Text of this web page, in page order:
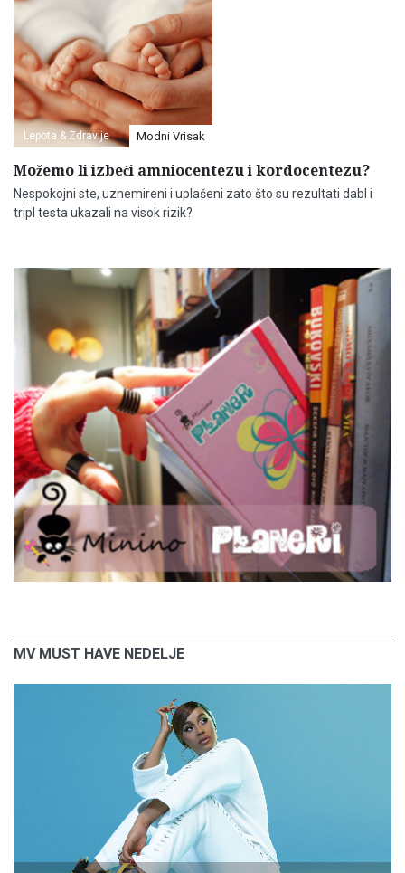
Lepota & Zdravlje Modni Vrisak
Možemo li izbeći amniocentezu i kordocentezu?
Nespokojni ste, uznemireni i uplašeni zato što su rezultati dabl i
tripl testa ukazali na visok rizik?
MV MUST HAVE NEDELJE